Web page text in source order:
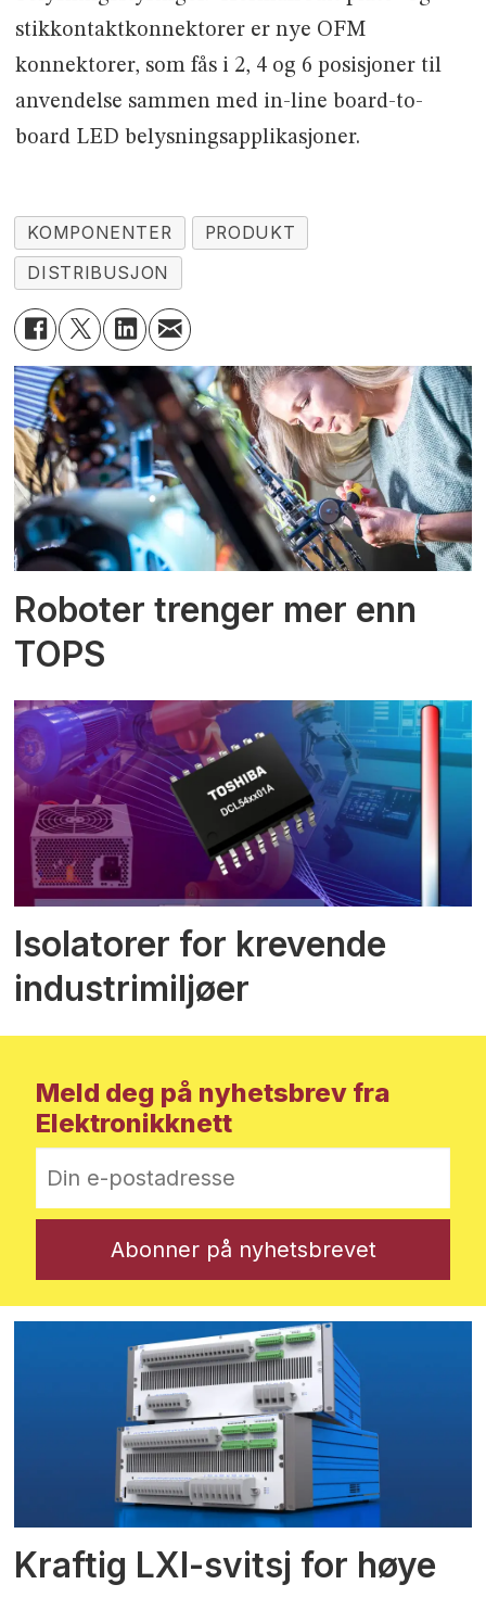
stikkontaktkonnektorer er nye OFM
konnektorer, som fås i 2, 4 og 6 posisjoner til
anvendelse sammen med in-line board-to-
board LED belysningsapplikasjoner.
KOMPONENTER
PRODUKT
DISTRIBUSJON
Roboter trenger mer enn
TOPS
Isolatorer for krevende
industrimiljøer
Meld deg på nyhetsbrev fra
Elektronikknett
Kraftig LXI-svitsj for høye